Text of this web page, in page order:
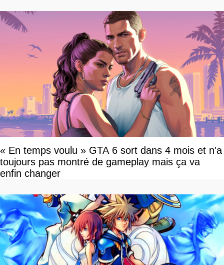
« En temps voulu » GTA 6 sort dans 4 mois et n'a
toujours pas montré de gameplay mais ça va
enfin changer